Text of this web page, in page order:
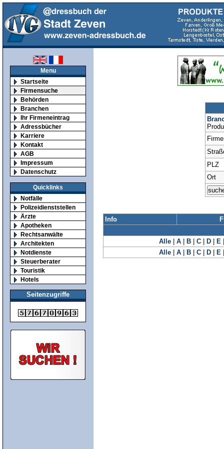
Menu
Startseite
Firmensuche
Behörden
Branchen
Ihr Firmeneintrag
Adressbücher
Karriere
Kontakt
AGB
Impressum
Datenschutz
Quicklinks
Notfälle
Polizeidienststellen
Ärzte
Apotheken
Rechtsanwälte
Architekten
Notdienste
Steuerberater
Touristik
Hotels
Seitenzugriffe
PLZ
Ort
Info
Alle A B C D E
Alle
A B C D E